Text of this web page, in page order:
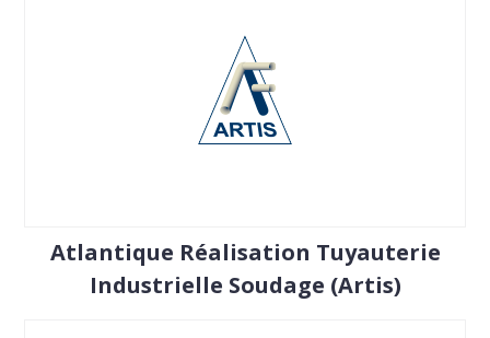
Atlantique Réalisation Tuyauterie
Industrielle Soudage (Artis)